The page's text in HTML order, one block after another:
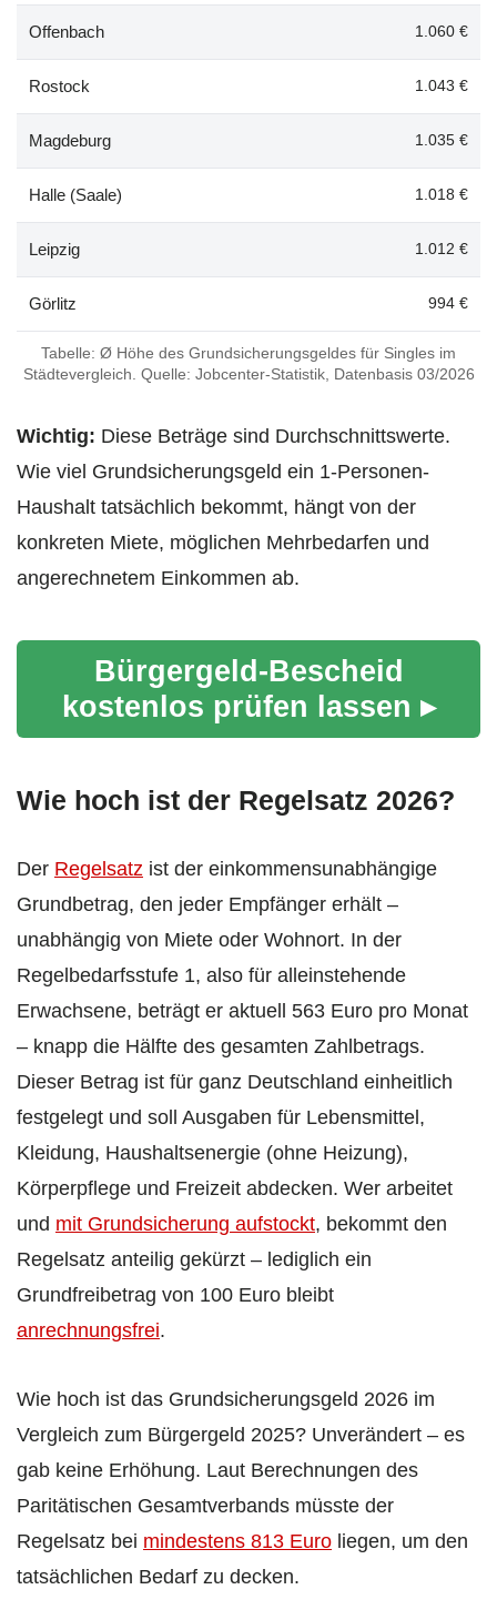
Offenbach 1.060 €
Rostock 1.043 €
Magdeburg 1.035 €
Halle (Saale) 1.018 €
Leipzig 1.012 €
Görlitz 994 €
Tabelle: Ø Höhe des Grundsicherungsgeldes für Singles im
Städtevergleich. Quelle: Jobcenter-Statistik, Datenbasis 03/2026
Wichtig: Diese Beträge sind Durchschnittswerte.
Wie viel Grundsicherungsgeld ein 1-Personen-
Haushalt tatsächlich bekommt, hängt von der
konkreten Miete, möglichen Mehrbedarfen und
angerechnetem Einkommen ab.
Bürgergeld-Bescheid
kostenlos prüfen lassen ▸
Wie hoch ist der Regelsatz 2026?
Der Regelsatz ist der einkommensunabhängige
Grundbetrag, den jeder Empfänger erhält –
unabhängig von Miete oder Wohnort. In der
Regelbedarfsstufe 1, also für alleinstehende
Erwachsene, beträgt er aktuell 563 Euro pro Monat
– knapp die Hälfte des gesamten Zahlbetrags.
Dieser Betrag ist für ganz Deutschland einheitlich
festgelegt und soll Ausgaben für Lebensmittel,
Kleidung, Haushaltsenergie (ohne Heizung),
Körperpflege und Freizeit abdecken. Wer arbeitet
und mit Grundsicherung aufstockt, bekommt den
Regelsatz anteilig gekürzt – lediglich ein
Grundfreibetrag von 100 Euro bleibt
anrechnungsfrei.
Wie hoch ist das Grundsicherungsgeld 2026 im
Vergleich zum Bürgergeld 2025? Unverändert – es
gab keine Erhöhung. Laut Berechnungen des
Paritätischen Gesamtverbands müsste der
Regelsatz bei mindestens 813 Euro liegen, um den
tatsächlichen Bedarf zu decken.